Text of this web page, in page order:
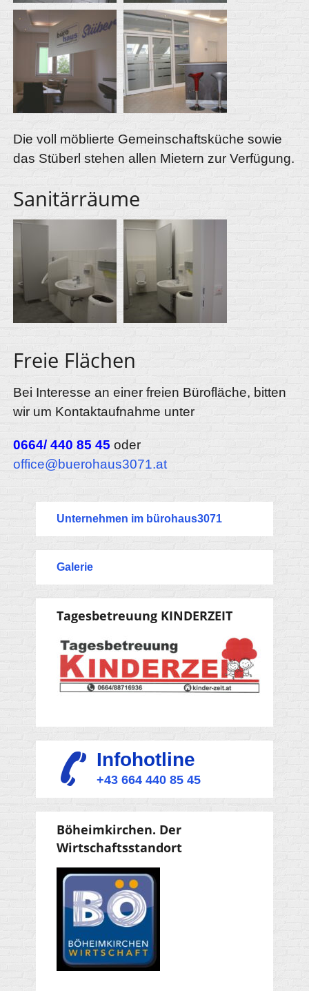
Die voll möblierte Gemeinschaftsküche sowie
das Stüberl stehen allen Mietern zur Verfügung.
Sanitärräume
Freie Flächen
Bei Interesse an einer freien Bürofläche, bitten
wir um Kontaktaufnahme unter
0664/ 440 85 45 oder
office@buerohaus3071.at
Unternehmen im bürohaus3071
Galerie
Tagesbetreuung KINDERZEIT
Infohotline
+43 664 440 85 45
Böheimkirchen. Der
Wirtschaftsstandort